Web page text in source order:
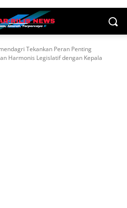
Tekankan Peran Penting
Harmonis Legislatif dengan Kepala